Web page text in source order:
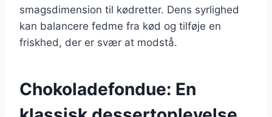
smagsdimension til kødretter. Dens syrlighed
kan balancere fedme fra kød og tilføje en
friskhed, der er svær at modstå.
Chokoladefondue: En